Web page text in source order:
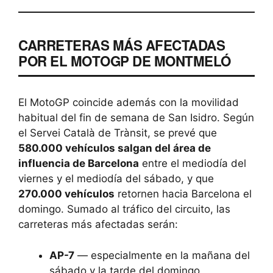
CARRETERAS MÁS AFECTADAS
POR EL MOTOGP DE MONTMELÓ
El MotoGP coincide además con la movilidad
habitual del fin de semana de San Isidro. Según
el Servei Català de Trànsit, se prevé que
580.000 vehículos salgan del área de
influencia de Barcelona entre el mediodía del
viernes y el mediodía del sábado, y que
270.000 vehículos retornen hacia Barcelona el
domingo. Sumado al tráfico del circuito, las
carreteras más afectadas serán:
AP-7 — especialmente en la mañana del
sábado y la tarde del domingo